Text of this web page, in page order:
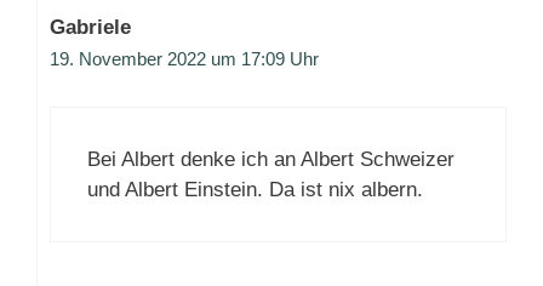
Gabriele
19. November 2022 um 17:09 Uhr
Bei Albert denke ich an Albert Schweizer
und Albert Einstein. Da ist nix albern.